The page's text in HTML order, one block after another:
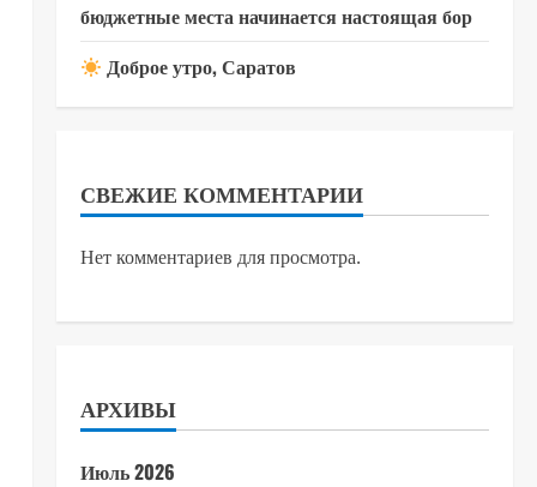
бюджетные места начинается настоящая бор
Доброе утро, Саратов
СВЕЖИЕ КОММЕНТАРИИ
Нет комментариев для просмотра.
АРХИВЫ
Июль 2026